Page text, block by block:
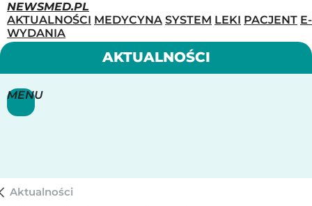
NEWSMED.PL
AKTUALNOŚCI MEDYCYNA SYSTEM LEKI PACJENT E-
WYDANIA
MENU
AKTUALNOŚCI
Aktualności